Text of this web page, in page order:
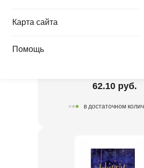
Карта сайта
Помощь
Салфетка
62.10 руб.
в достаточном